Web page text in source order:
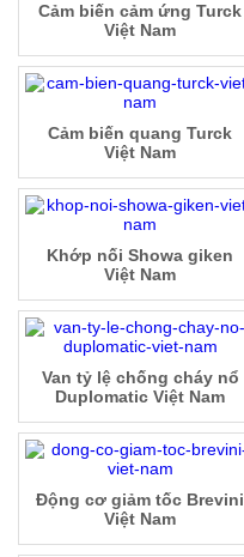
Cảm biến cảm ứng Turck
Việt Nam
Cảm biến quang Turck
Việt Nam
Khớp nối Showa giken
Việt Nam
Van tỷ lệ chống cháy nổ
Duplomatic Việt Nam
Động cơ giảm tốc Brevini
Việt Nam